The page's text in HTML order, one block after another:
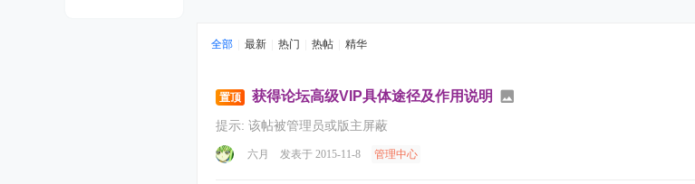
全部 最新 热门 热帖 精华
置顶 获得论坛高级VIP具体途径及作用说明
提示: 该帖被管理员或版主屏蔽
六月 发表于 2015-11-8 管理中心